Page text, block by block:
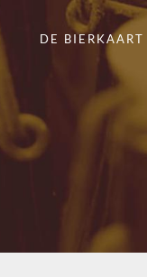
DE BIERKAART